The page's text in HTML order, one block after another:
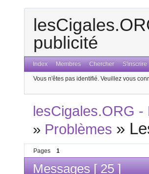
publicité
Index Membres Chercher S'inscrire
Vous n'êtes pas identifié. Veuillez vous
lesCigales.ORG
» Problèmes »
Pages 1
Messages [ 25 ]